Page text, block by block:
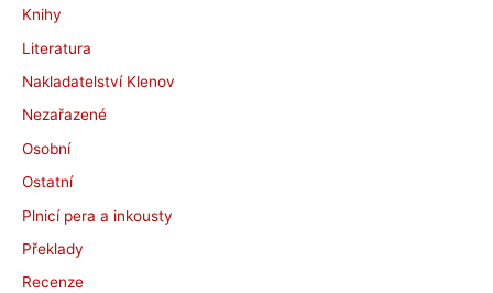
Knihy
Literatura
Nakladatelství Klenov
Nezařazené
Osobní
Ostatní
Plnicí pera a inkousty
Překlady
Recenze